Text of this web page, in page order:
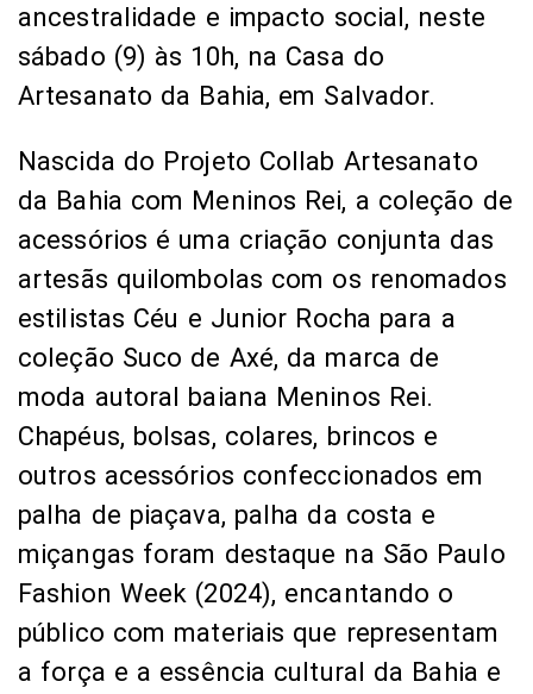
ancestralidade e impacto social, neste
sábado (9) às 10h, na Casa do
Artesanato da Bahia, em Salvador.
Nascida do Projeto Collab Artesanato
da Bahia com Meninos Rei, a coleção de
acessórios é uma criação conjunta das
artesãs quilombolas com os renomados
estilistas Céu e Junior Rocha para a
coleção Suco de Axé, da marca de
moda autoral baiana Meninos Rei.
Chapéus, bolsas, colares, brincos e
outros acessórios confeccionados em
palha de piaçava, palha da costa e
miçangas foram destaque na São Paulo
Fashion Week (2024), encantando o
público com materiais que representam
a força e a essência cultural da Bahia e